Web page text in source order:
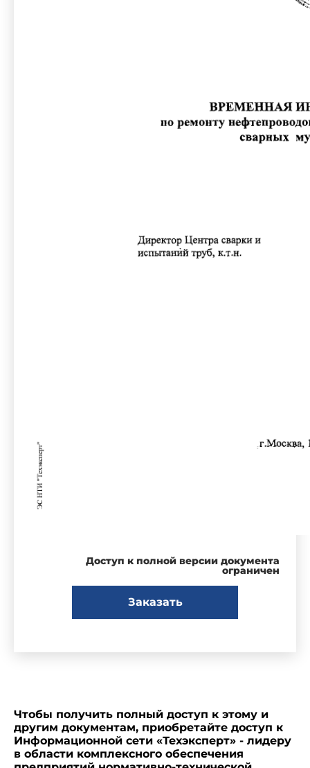
Доступ к полной версии документа
ограничен
Заказать
Чтобы получить полный доступ к этому и
другим документам, приобретайте доступ к
Информационной сети «Техэксперт» - лидеру
в области комплексного обеспечения